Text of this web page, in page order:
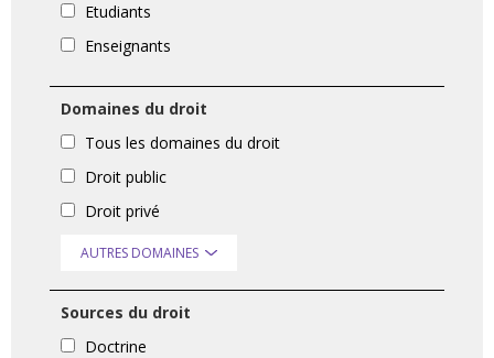
Etudiants
Enseignants
Domaines du droit
Tous les domaines du droit
Droit public
Droit privé
AUTRES DOMAINES
Sources du droit
Doctrine